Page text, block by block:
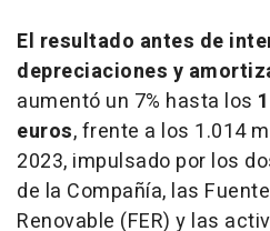
El resultado antes de
depreciaciones y
aumentó un 7% hasta los
euros, frente a los 1.014
2023, impulsado por los
de la Compañía, las
Renovable (FER) y las